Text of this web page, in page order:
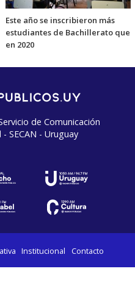
Este año se inscribieron más
estudiantes de Bachillerato que
en 2020
de Comunicación
SECAN - Uruguay
Institucional Contacto